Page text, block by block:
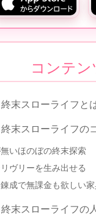
コンテン
末スローライフと
末スローライフの
いほのぼの終末探索
ヴリーを生み出せる
成で無課金も欲しい
末スローライフの